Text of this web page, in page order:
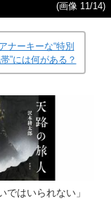
(画像 11/14)
ナーキーな“特別
”には何がある？
ではいられない」